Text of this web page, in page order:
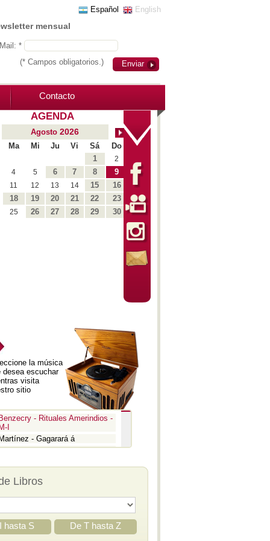
Español English
mensual
*
Enviar
(* Campos obligatorios.)
Contacto
AGENDA
Agosto 2026
Ma Mi Ju Vi Sá
Do
1
2
4 5 6 7 8 9
11 12 13 14 15 16
18 19 20 21 22 23
25 26 27 28 29 30
la música
desea escuchar
visita
sitio
Benzecry - Rituales Amerindios -
M-I
Martínez - Gagarará á
- Pedro y el lobo
- Romeo y Julieta -
Suite 3
- Iván el Terrible
Libros
hasta S De T hasta Z